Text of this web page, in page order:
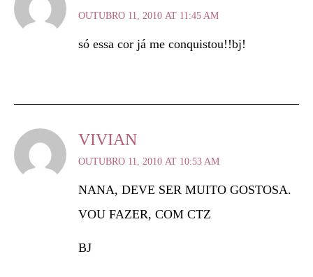
OUTUBRO 11, 2010 AT 11:45 AM
só essa cor já me conquistou!!bj!
VIVIAN
OUTUBRO 11, 2010 AT 10:53 AM
NANA, DEVE SER MUITO GOSTOSA.
VOU FAZER, COM CTZ
BJ